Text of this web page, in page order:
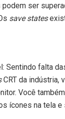
ser
save states
Sentindo falta
CRT da indústria,
Você
ícones na tela